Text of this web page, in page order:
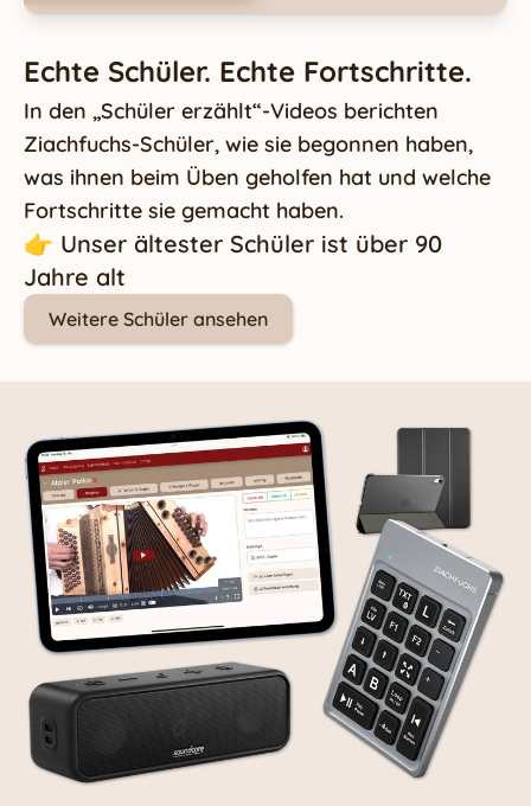
Echte Schüler. Echte Fortschritte.
In den „Schüler erzählt“-Videos berichten
Ziachfuchs-Schüler, wie sie begonnen haben,
was ihnen beim Üben geholfen hat und welche
Fortschritte sie gemacht haben.
👉 Unser ältester Schüler ist über 90
Jahre alt
Weitere Schüler ansehen